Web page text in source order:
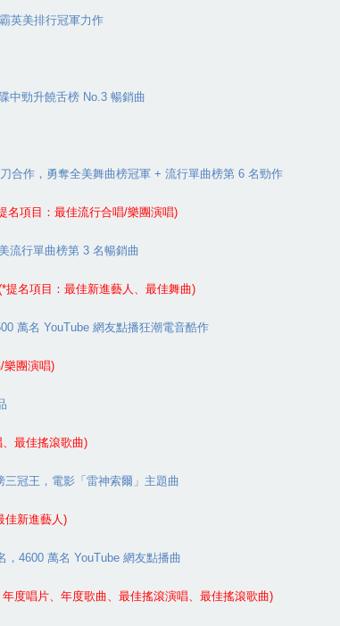
英美排行冠軍力作
中勁升饒舌榜 No.3 暢銷曲
合作，勇奪全美舞曲榜冠軍 + 流行單曲榜第 6 名勁作
名項目：最佳流行合唱/樂團演唱)
流行單曲榜第 3 名暢銷曲
提名項目：最佳新進藝人、最佳舞曲)
萬名 YouTube 網友點播狂潮電音酷作
/樂團演唱)
最佳搖滾歌曲)
三冠王，電影「雷神索爾」主題曲
佳新進藝人)
， 4600 萬名 YouTube 網友點播曲
度唱片、年度歌曲、最佳搖滾演唱、最佳搖滾歌曲)